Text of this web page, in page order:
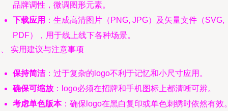
品牌调性，微调图形元素。
下载应用 ：生成高清图片（PNG, JPG）及矢量文件（SVG,
PDF），用于线上线下各种场景。
实用建议与注意事项
保持简洁：过于复杂的logo不利于记忆和小尺寸应用。
确保可缩放 ：logo必须在招牌和手机图标上都清晰可辨。
考虑单色版本：确保logo在黑白复印或单色刺绣时依然有效